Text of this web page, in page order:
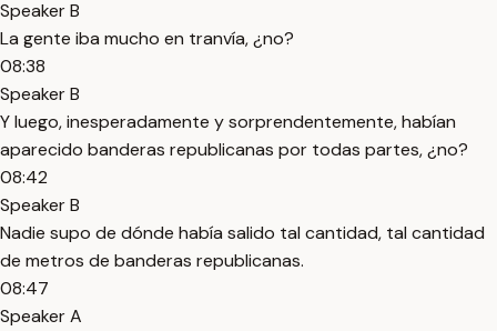
Speaker B
La gente iba mucho en tranvía, ¿no?
08:38
Speaker B
Y luego, inesperadamente y sorprendentemente, habían
aparecido banderas republicanas por todas partes, ¿no?
08:42
Speaker B
Nadie supo de dónde había salido tal cantidad, tal cantidad
de metros de banderas republicanas.
08:47
Speaker A